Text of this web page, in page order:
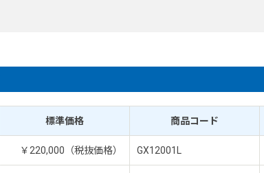
標準価格 商品コード
￥220,000（税抜価格） GX12001L